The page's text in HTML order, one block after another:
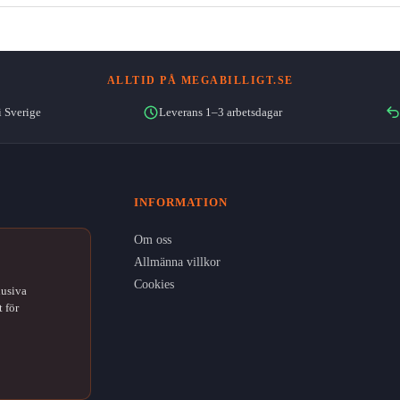
ALLTID PÅ MEGABILLIGT.SE
Sverige Leverans 1–3 arbetsdagar
för
INFORMATION
Om oss
Allmänna villkor
Cookies